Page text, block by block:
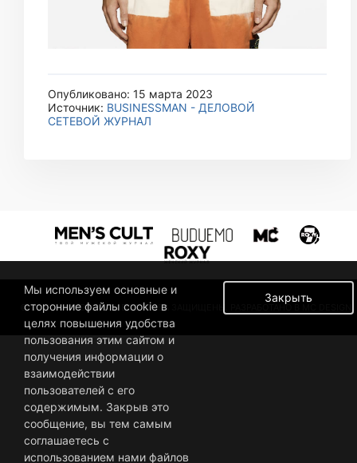
Опубликовано: 15 марта 2023
Источник: BUSINESSMAN - ДЕЛОВОЙ
СЕТЕВОЙ ЖУРНАЛ
© 2019 BUSINESSMAN. ВСЕ ПРАВА ЗАЩИЩЕНЫ. РАЗРАБОТАНО В MC DESIGN.
Закрыть
Мы используем основные и
сторонние файлы cookie в
целях повышения удобства
пользования этим сайтом и
получения информации о
взаимодействии
пользователей с его
содержимым. Закрыв это
сообщение, вы тем самым
соглашаетесь с
использованием нами файлов